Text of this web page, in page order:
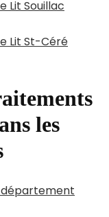
Lit Souillac
Lit St-Céré
les
département